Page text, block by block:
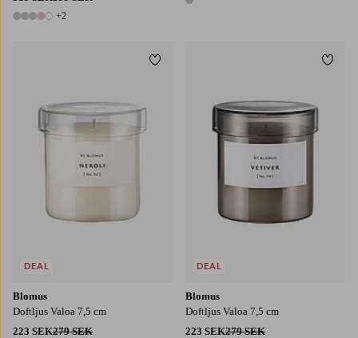
7 färger
+2
1 färg
Blomus
Doftljus Valoa 7,5 cm
223 SEK279 SEK
DEAL
Lägg till i favoriter
Blomus
Doftljus Valoa 7,5 cm
223 SEK279 SEK
DEAL